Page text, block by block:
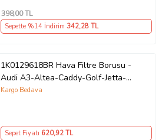
398,00 TL
Sepette %14 İndirim 342,28 TL
1K0129618BR Hava Filtre Borusu -
Audi A3-Altea-Caddy-Golf-Jetta-
Octavia -Passat-Polo-Toledo-
Kargo Bedava
Sepet Fiyatı 620,92 TL